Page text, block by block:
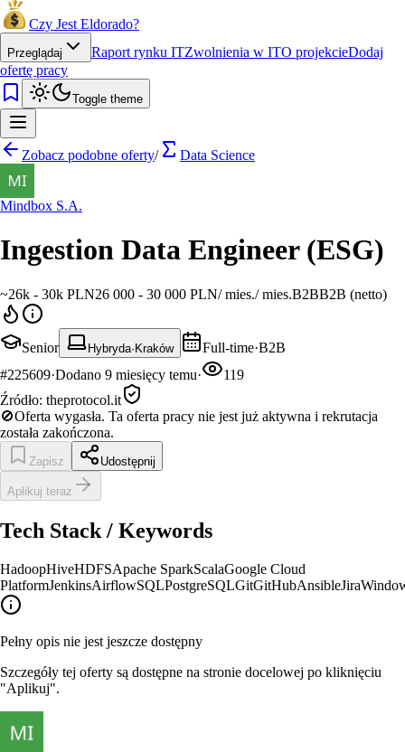
Czy Jest Eldorado?
Przeglądaj Raport rynku ITZwolnienia w ITO projekcieDodaj
ofertę pracy
Toggle theme
Zobacz podobne oferty/ Data Science
Mindbox S.A.
Ingestion Data Engineer (ESG)
~26k - 30k PLN26 000 - 30 000 PLN/mies./mies.B2BB2B (netto)
Senior Hybryda· Kraków Full-time·B2B
#225609·Dodano 9 miesięcy temu·
119
Źródło: theprotocol.it
🚫Oferta wygasła. Ta oferta pracy nie jest już aktywna i rekrutacja
została zakończona.
Zapisz Udostępnij
Aplikuj teraz
Tech Stack / Keywords
HadoopHiveHDFSApache SparkScalaGoogle Cloud
PlatformJenkinsAirflowSQLPostgreSQLGitGitHubAnsibleJira
Pełny opis nie jest jeszcze dostępny
Szczegóły tej oferty są dostępne na stronie docelowej po kliknięciu
"Aplikuj".